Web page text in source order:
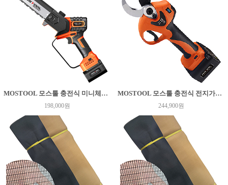
MOSTOOL 모스툴 충전식 미니체인톱 PS-C8
198,000원
MOSTOOL 모스툴 충전식 전지가위 PS-40
244,900원